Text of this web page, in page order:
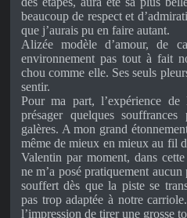
beaucoup de respect et
que j’aurais pu en faire autant.
Alizée modèle d’amour, de
environnement pas tout à fait
chou comme elle. Ses seuls
sentir.
Pour ma part, l’expérience de
présager quelques
galères. A mon grand
même de mieux en mieux au fil
Valentin par moment, dans
ne m’a posé pratiquement
souffert dès que la piste se
pas trop adaptée à notre
l’impression de tirer une grosse